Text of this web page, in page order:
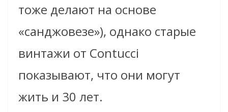
тоже делают на основе
«санджовезе»), однако старые
винтажи от Contucci
показывают, что они могут
жить и 30 лет.